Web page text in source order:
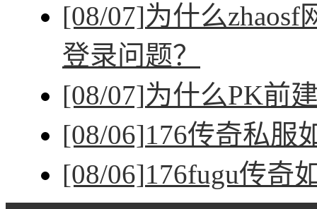
[08/07]为什么
登录问题？
[08/07]为什么PK前
[08/06]176传奇私服
[08/06]176fugu传奇